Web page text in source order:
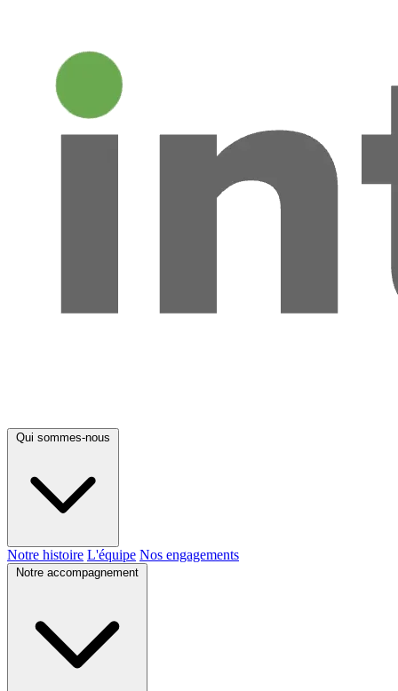
Qui sommes-nous
Notre histoire L'équipe Nos engagements
Notre accompagnement